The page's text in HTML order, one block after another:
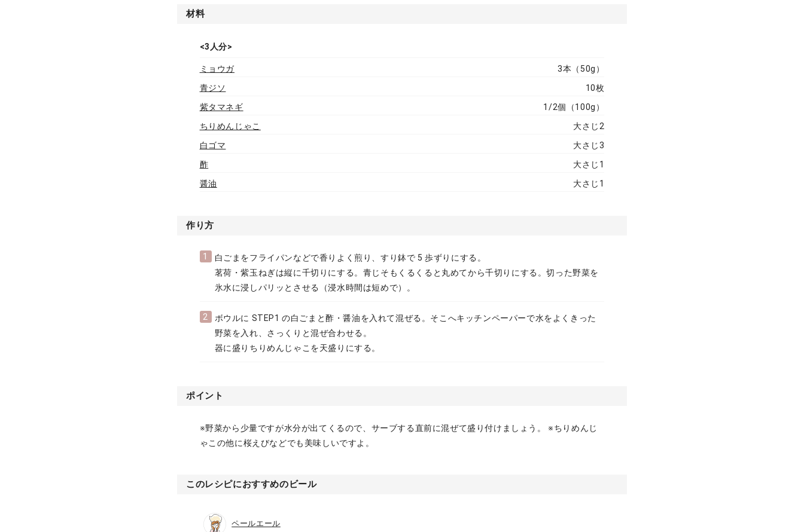
材料
<3人分>
ミョウガ
3本（50g）
青ジソ
10枚
紫タマネギ
1/2個（100g）
ちりめんじゃこ
大さじ2
白ゴマ
大さじ3
酢
大さじ1
醤油
大さじ1
作り方
1
白ごまをフライパンなどで香りよく煎り、すり鉢で 5 歩ずりにする。
茗荷・紫玉ねぎは縦に千切りにする。青じそもくるくると丸めてから千切りにする。切った野菜を
氷水に浸しパリッとさせる（浸水時間は短めで）。
2
ボウルに STEP1 の白ごまと酢・醤油を入れて混ぜる。そこへキッチンペーパーで水をよくきった
野菜を入れ、さっくりと混ぜ合わせる。
器に盛りちりめんじゃこを天盛りにする。
ポイント
※野菜から少量ですが水分が出てくるので、サーブする直前に混ぜて盛り付けましょう。 ※ちりめんじ
ゃこの他に桜えびなどでも美味しいですよ。
このレシピにおすすめのビール
ペールエール